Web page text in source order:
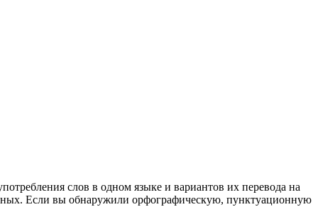
слов в одном языке и вариантов их перевода на
Если вы обнаружили орфографическую, пунктуационную